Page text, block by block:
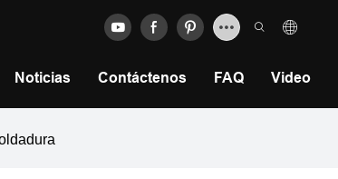
Noticias Contáctenos FAQ Video